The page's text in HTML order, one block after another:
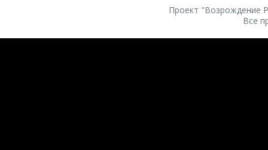
Проект "Возрождение
Все